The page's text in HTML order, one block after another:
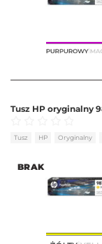
BRAK
Tusz HP oryginalny
Tusz HP Oryginalny